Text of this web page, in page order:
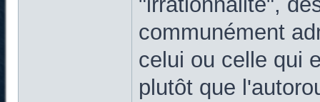
communément
celui ou celle qui
plutôt que